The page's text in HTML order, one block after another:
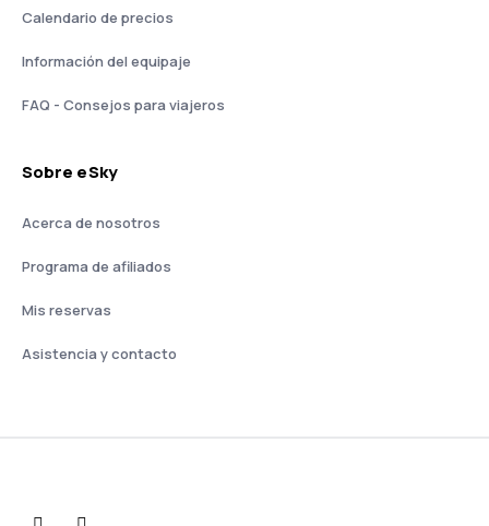
Calendario de precios
Información del equipaje
FAQ - Consejos para viajeros
Sobre eSky
Acerca de nosotros
Programa de afiliados
Mis reservas
Asistencia y contacto